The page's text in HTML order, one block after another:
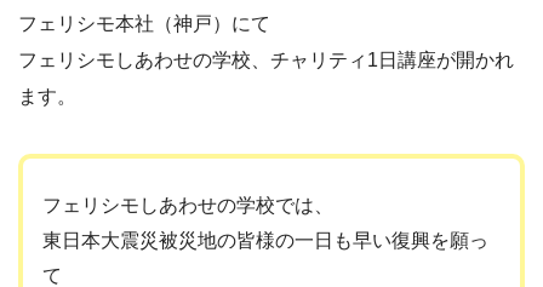
フェリシモ本社（神戸）にて
フェリシモしあわせの学校、チャリティ1日講座が開かれ
ます。
フェリシモしあわせの学校では、
東日本大震災被災地の皆様の一日も早い復興を願っ
て